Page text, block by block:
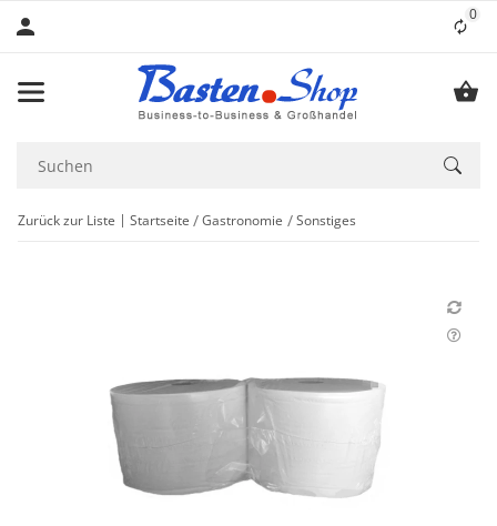
0
Zurück zur Liste Startseite Gastronomie Sonstiges